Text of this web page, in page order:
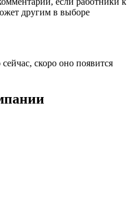
другим в выборе
скоро оно появится